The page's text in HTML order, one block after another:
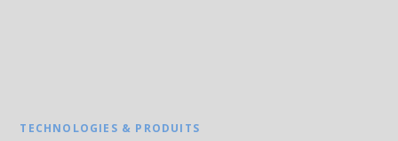
TECHNOLOGIES & PRODUITS